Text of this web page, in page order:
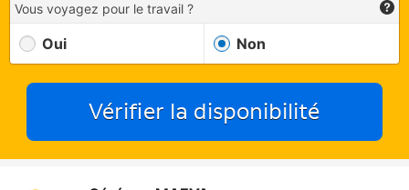
Vous voyagez pour le travail ?
Oui Non
Vérifier la disponibilité